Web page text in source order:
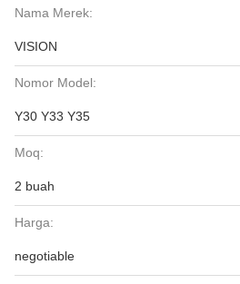
Nama Merek:
VISION
Nomor Model:
Y30 Y33 Y35
Moq:
2 buah
Harga:
negotiable